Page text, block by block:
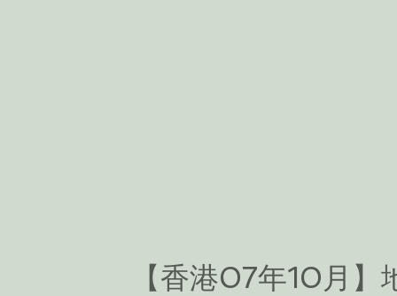
【香港07年10月